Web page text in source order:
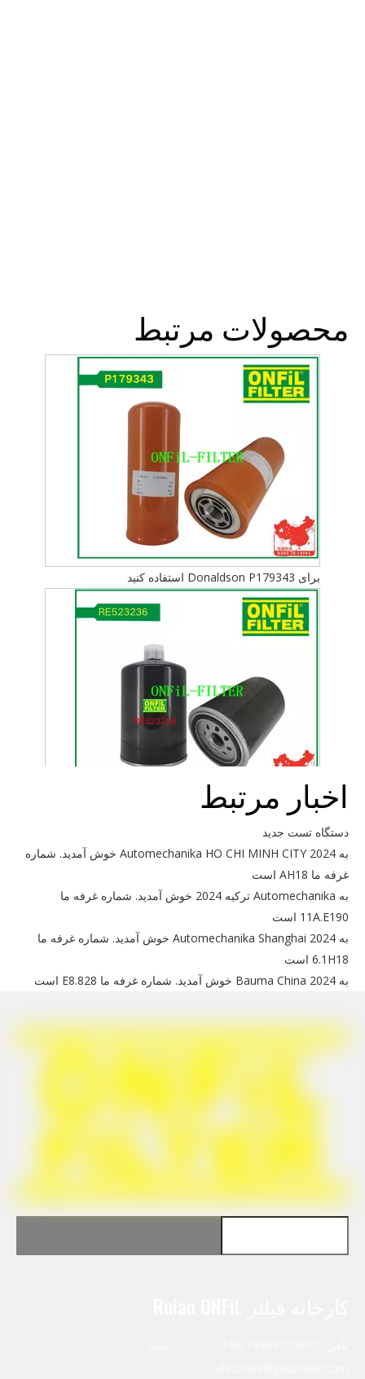
محصولات مرتبط
برای Donaldson P179343 استفاده کنید
برای John Deere Re523236 استفاده کنید
اخبار مرتبط
دستگاه تست جدید
به Automechanika HO CHI MINH CITY 2024 خوش آمدید. شماره
غرفه ما AH18 است
به Automechanika ترکیه 2024 خوش آمدید. شماره غرفه ما
11A.E190 است
به Automechanika Shanghai 2024 خوش آمدید. شماره غرفه ما
6.1H18 است
به Bauma China 2024 خوش آمدید. شماره غرفه ما E8.828 است